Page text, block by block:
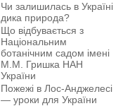
Чи залишилась в Україні
дика природа?
Що відбувається з
Національним
ботанічним садом імені
М.М. Гришка НАН
України
Пожежі в Лос-Анджелесі
— уроки для України